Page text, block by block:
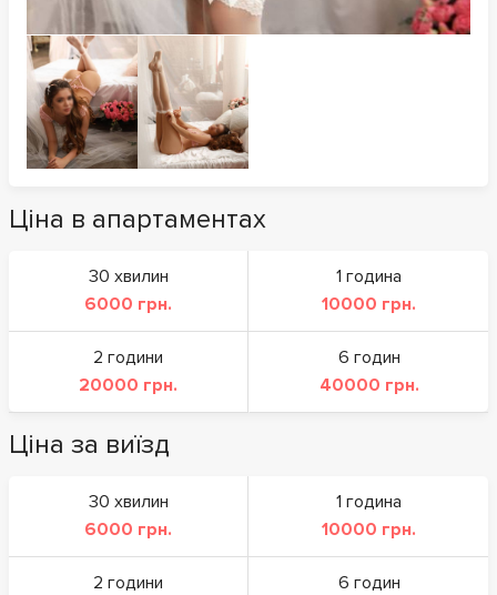
Ціна в апартаментах
30 хвилин
6000 грн.
1 година
10000 грн.
2 години
20000 грн.
6 годин
40000 грн.
Ціна за виїзд
30 хвилин
6000 грн.
1 година
10000 грн.
2 години
6 годин